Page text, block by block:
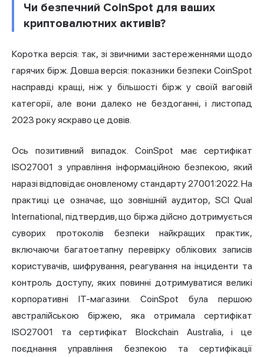
Чи безпечний CoinSpot для ваших
криптовалютних активів?
Коротка версія: так, зі звичними застереженнями щодо
гарячих бірж. Довша версія: показники безпеки CoinSpot
насправді кращі, ніж у більшості бірж у своїй ваговій
категорії, але вони далеко не бездоганні, і листопад
2023 року яскраво це довів.
Ось позитивний випадок. CoinSpot має сертифікат
ISO27001 з управління інформаційною безпекою, який
наразі відповідає оновленому стандарту 27001:2022. На
практиці це означає, що зовнішній аудитор, SCI Qual
International, підтвердив, що біржа дійсно дотримується
суворих протоколів безпеки найкращих практик,
включаючи багатоетапну перевірку облікових записів
користувачів, шифрування, реагування на інциденти та
контроль доступу, яких повинні дотримуватися великі
корпоративні ІТ-магазини. CoinSpot була першою
австралійською біржею, яка отримала сертифікат
ISO27001 та сертифікат Blockchain Australia, і це
поєднання управління безпекою та сертифікації